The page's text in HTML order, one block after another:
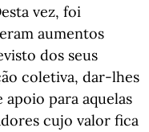
vez, foi
aumentos
dos seus
coletiva, dar-lhes
para aquelas
cujo valor fica